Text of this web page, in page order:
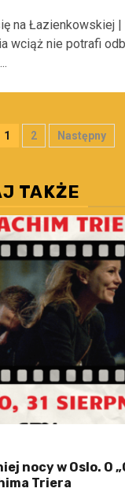
na Łazienkowskiej |
wciąż nie potrafi
1 2 Następny
TAKŻE
nocy w Oslo. O
Triera